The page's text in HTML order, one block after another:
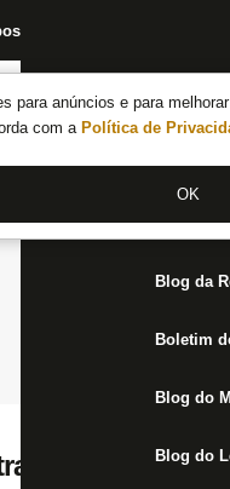
para anúncios e para
com a Política de
OK
Notícias
Fórum
Jogos
Blog da
Boletim
Blog do
Blog do
o Botafogo, vê